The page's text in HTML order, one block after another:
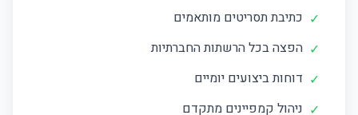
✓ כתיבת תסריטים מותאמים
✓ הפצה בכל הרשתות החברתיות
✓ דוחות ביצועים יומיים
✓ ניהול קמפיינים מתקדם